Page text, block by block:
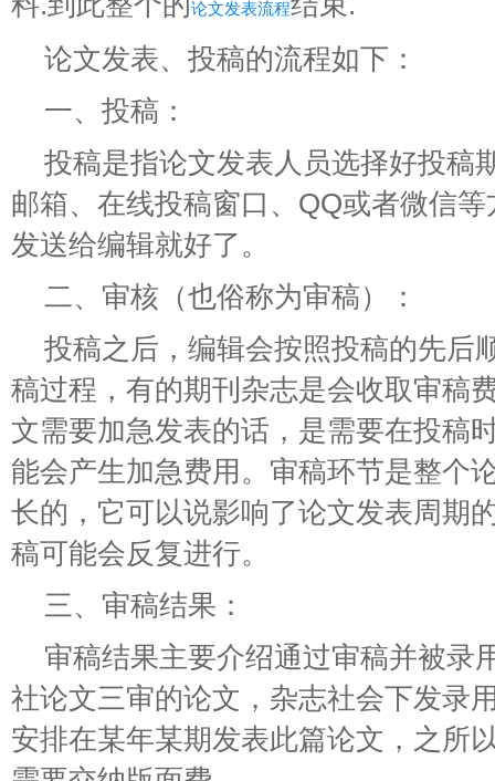
论文发表流程
论文发表、投稿的流程如下：
一、投稿：
投稿是指论文发表人员选择好投稿
邮箱、在线投稿窗口、QQ或者微信
发送给编辑就好了。
二、审核（也俗称为审稿）：
投稿之后，编辑会按照投稿的先后
稿过程，有的期刊杂志是会收取审稿
文需要加急发表的话，是需要在投稿
能会产生加急费用。审稿环节是整个
长的，它可以说影响了论文发表周期
稿可能会反复进行。
三、审稿结果：
审稿结果主要介绍通过审稿并被录
社论文三审的论文，杂志社会下发录
安排在某年某期发表此篇论文，之所